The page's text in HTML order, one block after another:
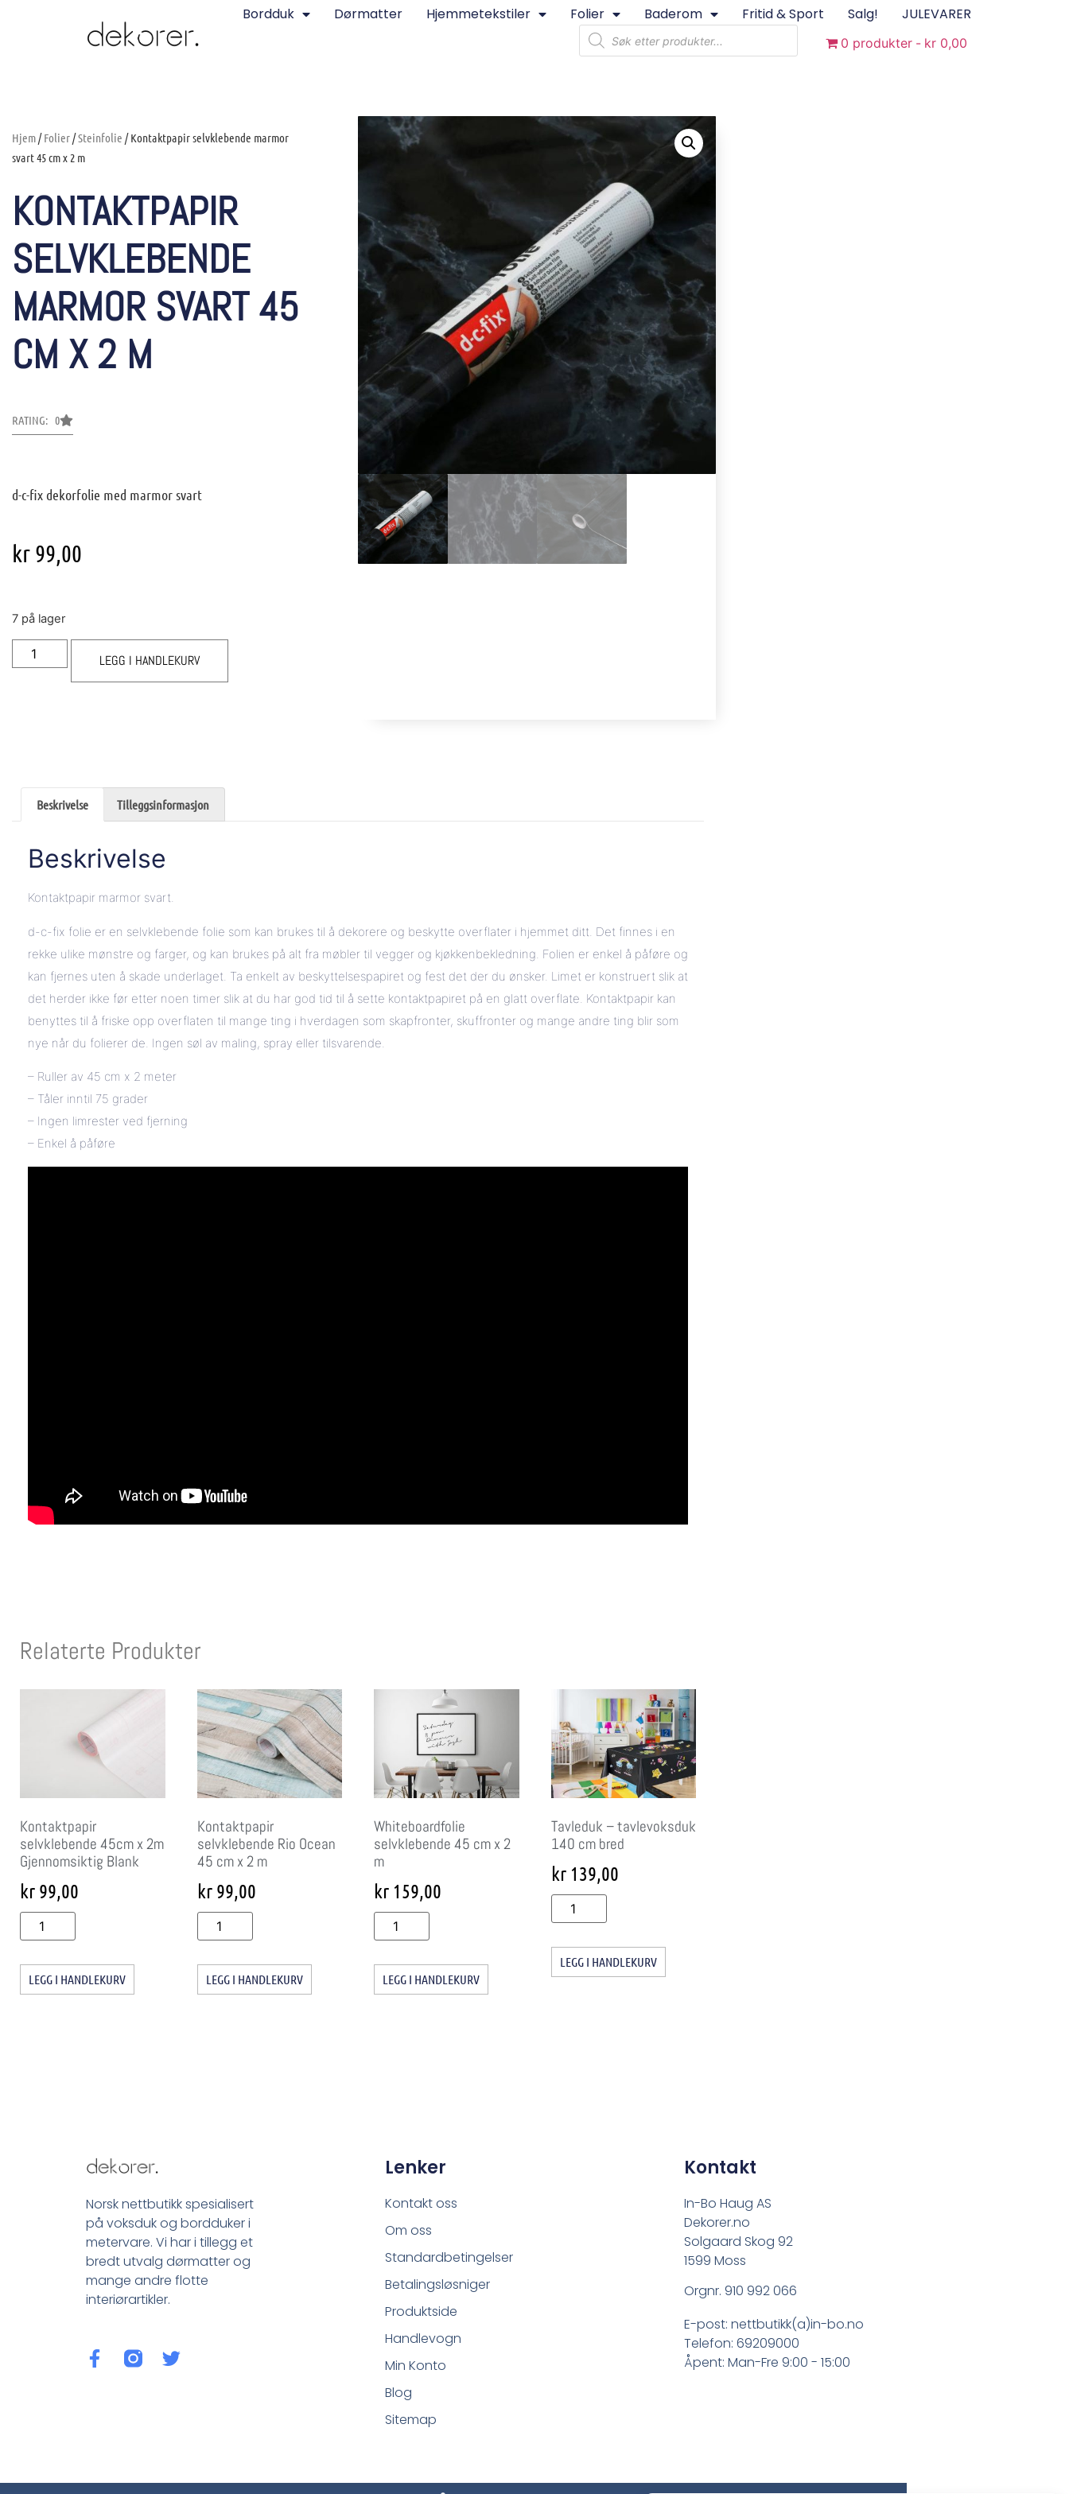
Bordduk Dørmatter Hjemmetekstiler Folier Baderom Fritid & Sport Salg! JULEVARER
0 produkter kr 0,00
Hjem/Folier/Steinfolie / Kontaktpapir selvklebende marmor
svart 45 cm x 2 m
KONTAKTPAPIR
SELVKLEBENDE
MARMOR SVART 45
CM X 2 M
RATING: 0
d-c-fix dekorfolie med marmor svart
kr99,00
7 på lager
LEGG I HANDLEKURV
Beskrivelse Tilleggsinformasjon
Beskrivelse
Kontaktpapir marmor svart.
d-c-fix folie er en selvklebende folie som kan brukes til å dekorere og beskytte overflater i hjemmet ditt. Det finnes i en
rekke ulike mønstre og farger, og kan brukes på alt fra møbler til vegger og kjøkkenbekledning. Folien er enkel å påføre og
kan fjernes uten å skade underlaget. Ta enkelt av beskyttelsespapiret og fest det der du ønsker. Limet er konstruert slik at
det herder ikke før etter noen timer slik at du har god tid til å sette kontaktpapiret på en glatt overflate. Kontaktpapir kan
benyttes til å friske opp overflaten til mange ting i hverdagen som skapfronter, skuffronter og mange andre ting blir som
nye når du folierer de. Ingen søl av maling, spray eller tilsvarende.
– Ruller av 45 cm x 2 meter
– Tåler inntil 75 grader
– Ingen limrester ved fjerning
– Enkel å påføre
Relaterte Produkter
Kontaktpapir
selvklebende 45cm x 2m
Gjennomsiktig Blank
kr 99,00
LEGG I HANDLEKURV
Kontaktpapir
selvklebende Rio Ocean
45 cm x 2 m
kr99,00
LEGG I HANDLEKURV
Whiteboardfolie
selvklebende 45 cm x 2
m
kr 159,00
LEGG I HANDLEKURV
Tavleduk – tavlevoksduk
140 cm bred
kr139,00
LEGG I HANDLEKURV
Norsk nettbutikk spesialisert
på voksduk og bordduker i
metervare. Vi har i tillegg et
bredt utvalg dørmatter og
mange andre flotte
interiørartikler.
Lenker
Kontakt oss
Om oss
Standardbetingelser
Betalingsløsniger
Produktside
Handlevogn
Min Konto
Blog
Sitemap
Kontakt
In-Bo Haug AS
Dekorer.no
Solgaard Skog 92
1599 Moss
Orgnr. 910 992 066
E-post: nettbutikk(a)in-bo.no
Telefon: 69209000
Åpent: Man-Fre 9:00 - 15:00